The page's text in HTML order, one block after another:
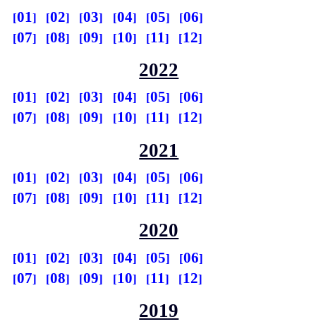
01 02 03 04 05
06
07
08 09 10 11 12
2022
01 02 03 04 05
06
07
08 09 10 11 12
2021
01 02 03 04 05
06
07
08 09 10 11 12
2020
01 02 03 04 05
06
07
08 09 10 11 12
2019